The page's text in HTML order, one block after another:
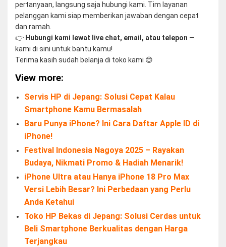
pertanyaan, langsung saja hubungi kami. Tim layanan
pelanggan kami siap memberikan jawaban dengan cepat
dan ramah.
👉 Hubungi kami lewat live chat, email, atau telepon —
kami di sini untuk bantu kamu!
Terima kasih sudah belanja di toko kami 😊
View more:
Servis HP di Jepang: Solusi Cepat Kalau
Smartphone Kamu Bermasalah
Baru Punya iPhone? Ini Cara Daftar Apple ID di
iPhone!
Festival Indonesia Nagoya 2025 – Rayakan
Budaya, Nikmati Promo & Hadiah Menarik!
iPhone Ultra atau Hanya iPhone 18 Pro Max
Versi Lebih Besar? Ini Perbedaan yang Perlu
Anda Ketahui
Toko HP Bekas di Jepang: Solusi Cerdas untuk
Beli Smartphone Berkualitas dengan Harga
Terjangkau